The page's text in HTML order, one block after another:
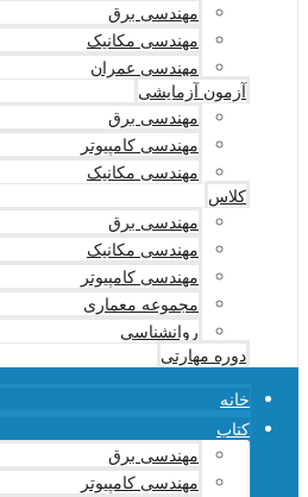
مهندسی برق
مهندسی مکانیک
مهندسی عمران
آزمون آزمایشی
مهندسی برق
مهندسی کامپیوتر
مهندسی مکانیک
کلاس
مهندسی برق
مهندسی مکانیک
مهندسی کامپیوتر
مجموعه معماری
روانشناسی
دوره مهارتی
خانه
کتاب
مهندسی برق
مهندسی کامپیوتر